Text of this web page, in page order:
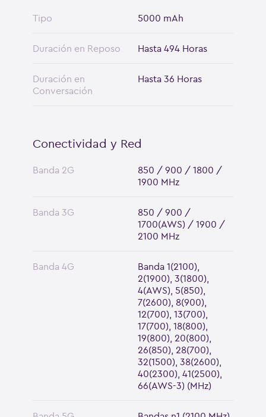
Tipo 5000 mAh
Duración en Reposo Hasta 494 Horas
Duración en
Conversación
Hasta 36 Horas
Conectividad y Red
Banda 2G
850 / 900 / 1800 /
1900 MHz
Banda 3G
850 / 900 /
1700(AWS) / 1900 /
2100 MHz
Banda 4G
Banda 1(2100),
2(1900), 3(1800),
4(AWS), 5(850),
7(2600), 8(900),
12(700), 13(700),
17(700), 18(800),
19(800), 20(800),
26(850), 28(700),
32(1500), 38(2600),
40(2300), 41(2500),
66(AWS-3) (MHz)